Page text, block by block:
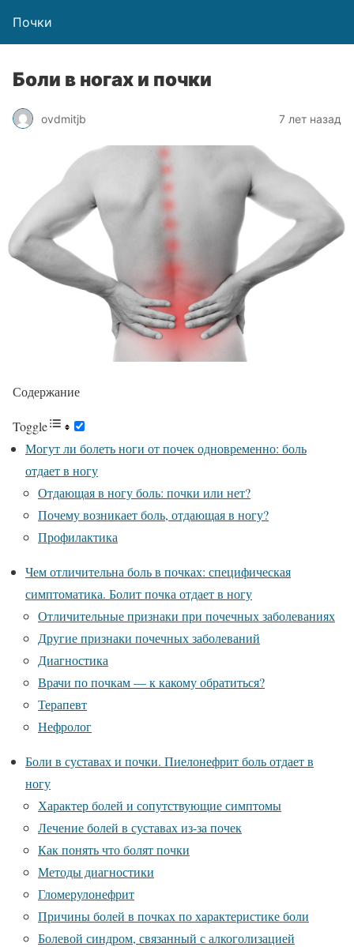
Почки
Боли в ногах и почки
ovdmitjb 7 лет назад
Содержание
Toggle
Могут ли болеть ноги от почек одновременно: боль
отдает в ногу
Отдающая в ногу боль: почки или нет?
Почему возникает боль, отдающая в ногу?
Профилактика
Чем отличительна боль в почках: специфическая
симптоматика. Болит почка отдает в ногу
Отличительные признаки при почечных заболеваниях
Другие признаки почечных заболеваний
Диагностика
Врачи по почкам — к какому обратиться?
Терапевт
Нефролог
Боли в суставах и почки. Пиелонефрит боль отдает в
ногу
Характер болей и сопутствующие симптомы
Лечение болей в суставах из-за почек
Как понять что болят почки
Методы диагностики
Гломерулонефрит
Причины болей в почках по характеристике боли
Болевой синдром, связанный с алкоголизацией